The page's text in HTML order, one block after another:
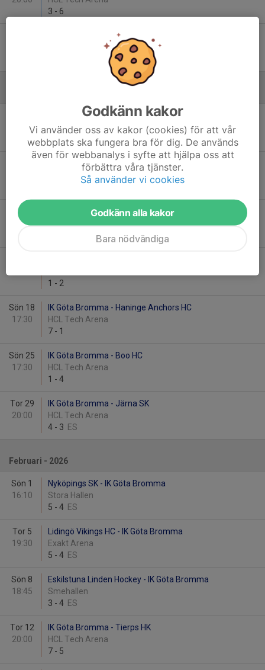
3 - 6
Vallentuna Hockey - IK Göta Bromma
Vallentuna Ishall
17:30
IK Göta Bromma - Eskilstuna Linden Hockey
HCL Tech Arena
3 - 6
Tierps HK - IK Göta Bromma
Vegahallen
Sön 11
17:30
IK Göta Bromma - Väsby IK HK
HCL Tech Arena
1 - 2
Sön 18
17:30
IK Göta Bromma - Haninge Anchors HC
HCL Tech Arena
7 - 1
Sön 25
17:30
IK Göta Bromma - Boo HC
HCL Tech Arena
1 - 4
Tor 29
20:00
IK Göta Bromma - Järna SK
HCL Tech Arena
4 - 3 ES
Februari - 2026
Sön 1
16:10
Nyköpings SK - IK Göta Bromma
Stora Hallen
5 - 4 ES
Tor 5
19:30
Lidingö Vikings HC - IK Göta Bromma
Exakt Arena
5 - 4 ES
Sön 8
18:45
Eskilstuna Linden Hockey - IK Göta Bromma
Smehallen
3 - 4 ES
Tor 12
20:00
IK Göta Bromma - Tierps HK
HCL Tech Arena
7 - 5
Godkänn kakor
Vi använder oss av kakor (cookies) för att vår
webbplats ska fungera bra för dig. De används
även för webbanalys i syfte att hjälpa oss att
förbättra våra tjänster.
Så använder vi cookies
Godkänn alla kakor
Bara nödvändiga